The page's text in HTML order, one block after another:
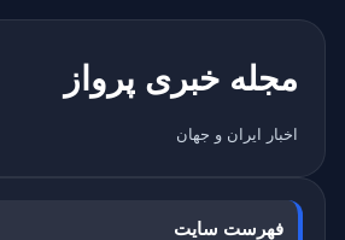
مجله خبری پرواز
اخبار ایران و جهان
فهرست سایت